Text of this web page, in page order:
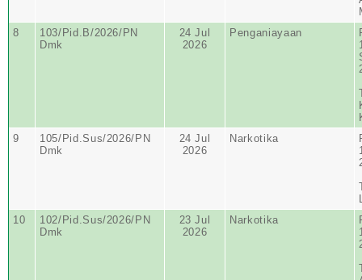
8
103/Pid.B/2026/PN
Dmk
24 Jul
2026
Penganiayaan
9
105/Pid.Sus/2026/PN
Dmk
24 Jul
2026
Narkotika
10
102/Pid.Sus/2026/PN
Dmk
23 Jul
2026
Narkotika